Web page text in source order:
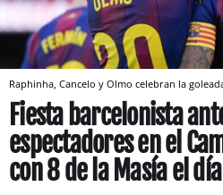
Raphinha, Cancelo y Olmo celebran la
Fiesta barcelonista
espectadores en el
con 8 de la Masía el